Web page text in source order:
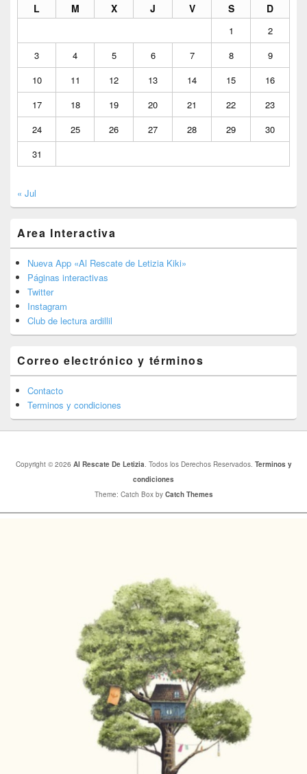
L M X J V S D
1
2
3
4 5 6 7 8
9
10
11 12 13 14 15
16
17
18 19 20 21 22
23
24
25 26 27 28 29
30
31
« Jul
Area Interactiva
Nueva App «Al Rescate de Letizia Kiki»
Páginas interactivas
Twitter
Instagram
Club de lectura ardillil
Correo electrónico y términos
Contacto
Terminos y condiciones
Copyright © 2026 Al Rescate De Letizia . Todos los Derechos Reservados. Terminos y
condiciones
Theme: Catch Box by Catch Themes